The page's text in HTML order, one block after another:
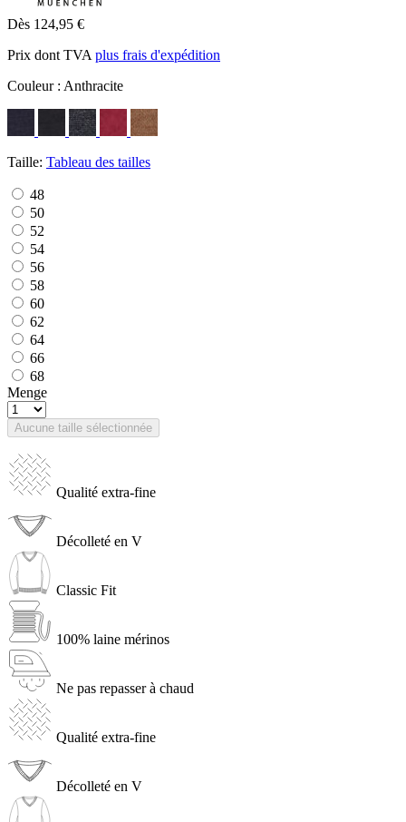
Dès 124,95 €
Prix dont TVA plus frais d'expédition
Couleur : Anthracite
Taille: Tableau des tailles
48
50
52
54
56
58
60
62
64
66
68
Menge
Aucune taille sélectionnée
Qualité extra-fine
Décolleté en V
Classic Fit
100% laine mérinos
Ne pas repasser à chaud
Qualité extra-fine
Décolleté en V